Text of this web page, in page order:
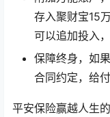
存入聚财宝15
可以追加投入
保障终身，如
合同约定，给
平安保险赢越人生